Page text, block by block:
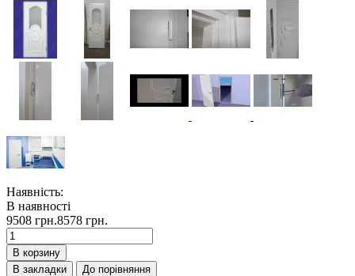
Наявність:
В наявності
9508 грн.8578 грн.
В корзину
В закладки
До порівняння